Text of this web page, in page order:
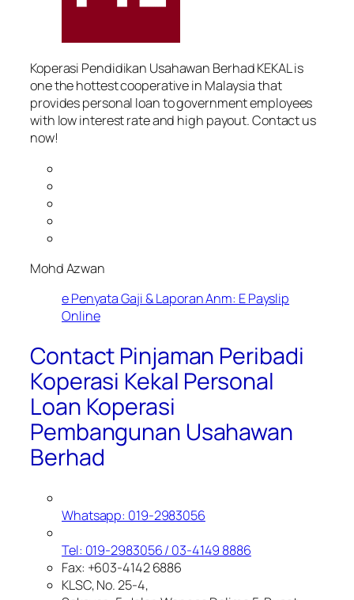
Koperasi Pendidikan Usahawan Berhad KEKAL is
one the hottest cooperative in Malaysia that
provides personal loan to government employees
with low interest rate and high payout. Contact us
now!
Mohd Azwan
e Penyata Gaji & Laporan Anm: E Payslip
Online
Contact Pinjaman Peribadi
Koperasi Kekal Personal
Loan Koperasi
Pembangunan Usahawan
Berhad
Whatsapp: 019-2983056
Tel: 019-2983056 / 03-4149 8886
Fax: +603-4142 6886
KLSC, No. 25-4,